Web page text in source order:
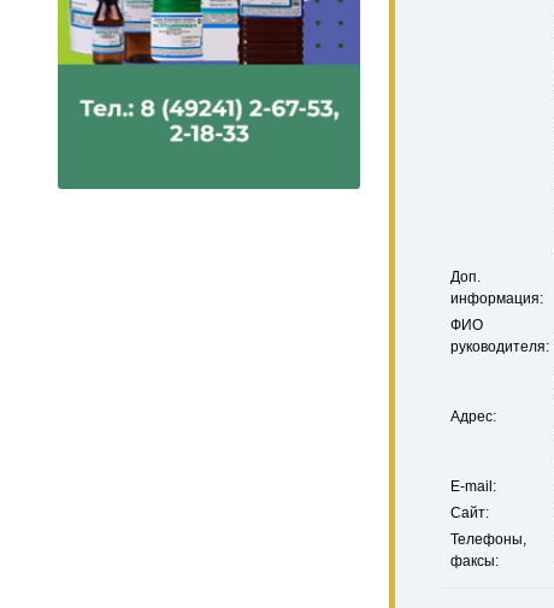
Доп.
информация:
ФИО
руководителя:
Адрес:
E-mail:
Сайт:
Телефоны,
факсы: